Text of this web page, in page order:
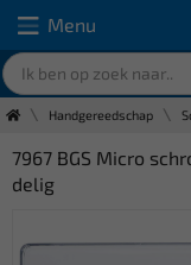
Menu
Handgereedschap
7967 BGS Micro
delig